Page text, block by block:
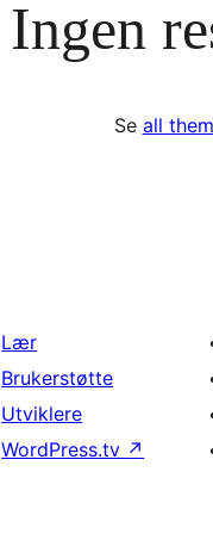
Ingen
Se all
Lær
Brukerstøtte
Utviklere
WordPress.tv ↗